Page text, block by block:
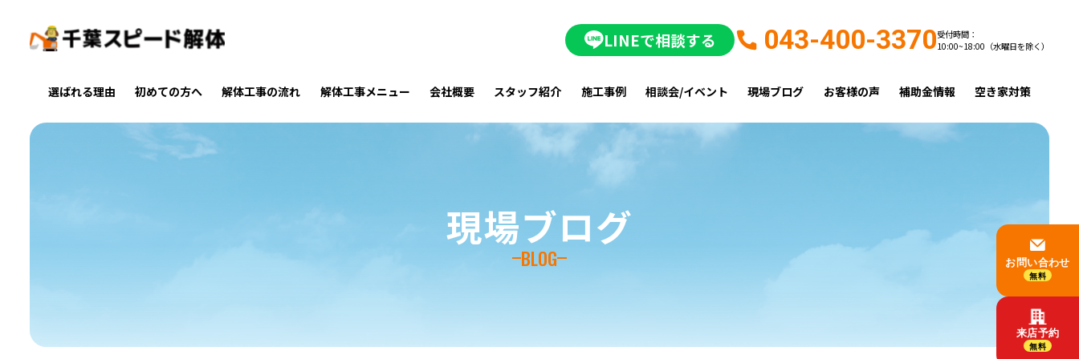
お問い合わせ
無料
来店予約
無料
LINEで相談する 043-400-3370受付時間：
10:00~18:00（水曜日を除く）
選ばれる理由 初めての方へ 解体工事の流れ 解体工事メニュー 会社概要 スタッフ紹介 施工事例 相談会/イベント 現場ブログ お客様の声 補助金情報 空き家対策
現場ブログ
BLOG